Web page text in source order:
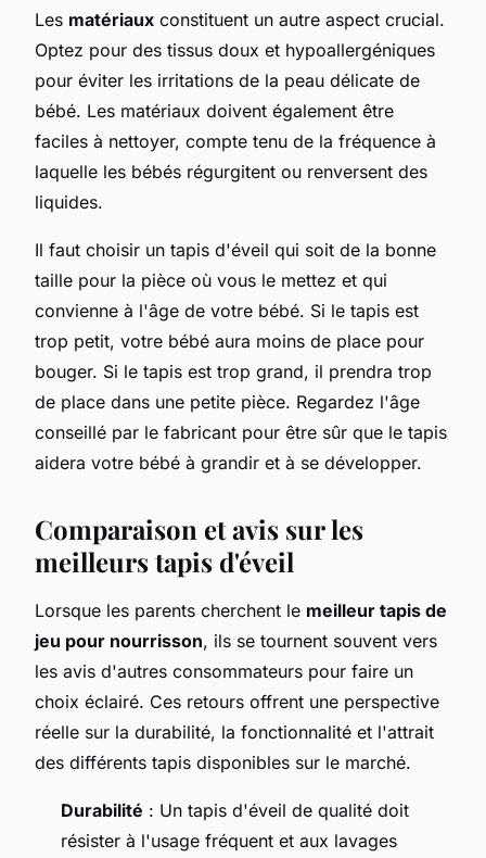
Les matériaux constituent un autre aspect crucial.
Optez pour des tissus doux et hypoallergéniques
pour éviter les irritations de la peau délicate de
bébé. Les matériaux doivent également être
faciles à nettoyer, compte tenu de la fréquence à
laquelle les bébés régurgitent ou renversent des
liquides.
Il faut choisir un tapis d'éveil qui soit de la bonne
taille pour la pièce où vous le mettez et qui
convienne à l'âge de votre bébé. Si le tapis est
trop petit, votre bébé aura moins de place pour
bouger. Si le tapis est trop grand, il prendra trop
de place dans une petite pièce. Regardez l'âge
conseillé par le fabricant pour être sûr que le tapis
aidera votre bébé à grandir et à se développer.
Comparaison et avis sur les
meilleurs tapis d'éveil
Lorsque les parents cherchent le meilleur tapis de
jeu pour nourrisson, ils se tournent souvent vers
les avis d'autres consommateurs pour faire un
choix éclairé. Ces retours offrent une perspective
réelle sur la durabilité, la fonctionnalité et l'attrait
des différents tapis disponibles sur le marché.
Durabilité : Un tapis d'éveil de qualité doit
résister à l'usage fréquent et aux lavages